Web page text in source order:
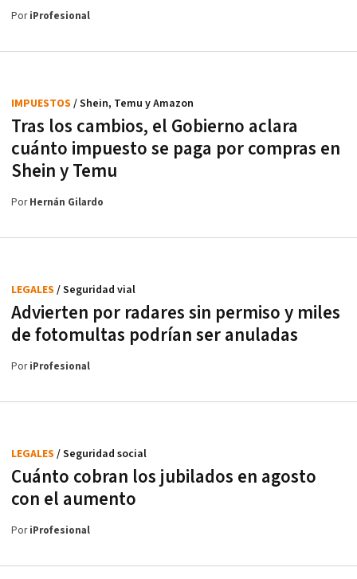
PoriProfesional
Tras los cambios, el Gobierno aclara
cuánto impuesto se paga por compras en
Shein y Temu
IMPUESTOS / Shein, Temu y Amazon
PorHernán Gilardo
Advierten por radares sin permiso y miles
de fotomultas podrían ser anuladas
LEGALES / Seguridad vial
PoriProfesional
Cuánto cobran los jubilados en agosto
con el aumento
LEGALES / Seguridad social
PoriProfesional